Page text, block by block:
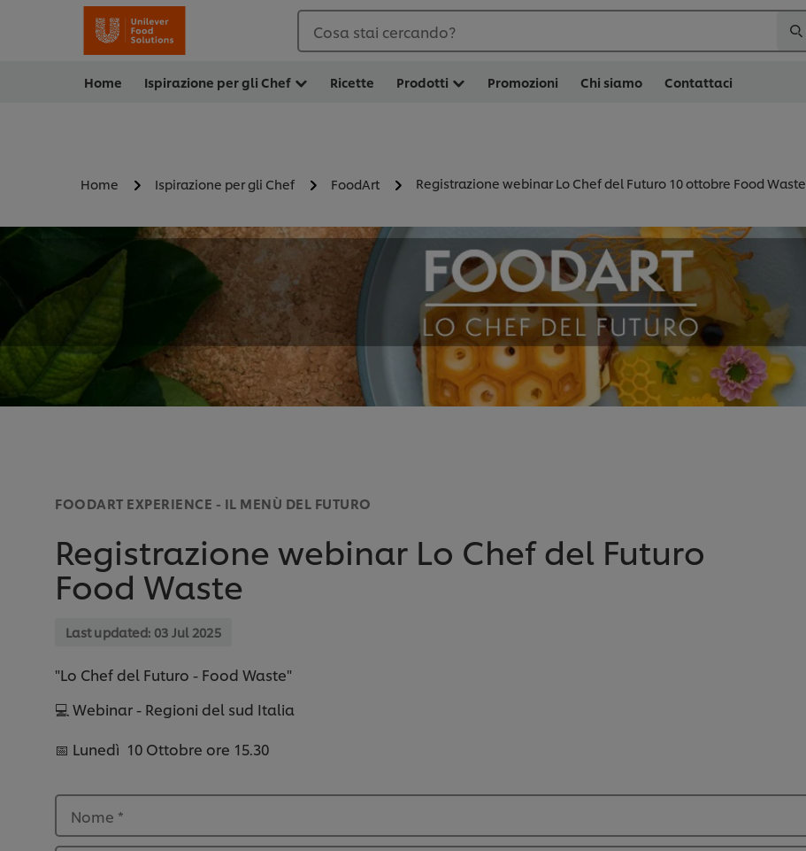
Cosa stai cercando?
Home Ispirazione per gli Chef Ricette Prodotti Promozioni Chi siamo Contattaci
Home Ispirazione per gli Chef FoodArt Registrazione webinar Lo Chef del Futuro 10 ottobre Food Waste
FOODART EXPERIENCE - IL MENÙ DEL FUTURO
Registrazione webinar Lo Chef del Futuro
Food Waste
Last updated: 03 Jul 2025
"Lo Chef del Futuro - Food Waste"
💻 Webinar - Regioni del sud Italia
📅 Lunedì 10 Ottobre ore 15.30
Nome *